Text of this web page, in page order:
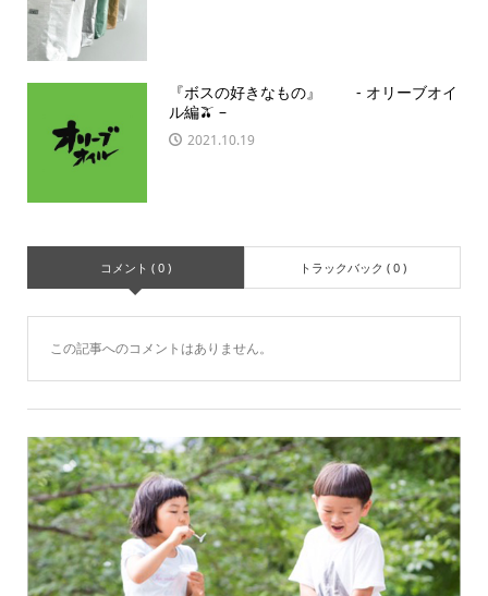
『ボスの好きなもの』 - オリーブオイ
ル編🫒 –
2021.10.19
コメント ( 0 ) トラックバック ( 0 )
この記事へのコメントはありません。